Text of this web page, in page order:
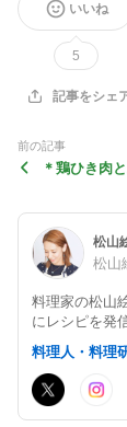
いいね
5
記事をシェ
前の記事
＊鶏ひき肉
松山
料理家の松山
にレシピを発
毎日の食卓に
本4冊出版。
います。
料理人・料理